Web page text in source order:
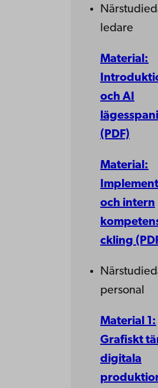
ledare
Material:
och AI
(PDF)
Material:
och intern
ckling
personal
Material 1:
Grafiskt
digitala